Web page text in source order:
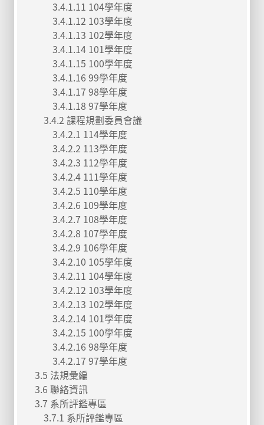
3.4.1.11 104學年度
3.4.1.12 103學年度
3.4.1.13 102學年度
3.4.1.14 101學年度
3.4.1.15 100學年度
3.4.1.16 99學年度
3.4.1.17 98學年度
3.4.1.18 97學年度
3.4.2 課程規劃委員會議
3.4.2.1 114學年度
3.4.2.2 113學年度
3.4.2.3 112學年度
3.4.2.4 111學年度
3.4.2.5 110學年度
3.4.2.6 109學年度
3.4.2.7 108學年度
3.4.2.8 107學年度
3.4.2.9 106學年度
3.4.2.10 105學年度
3.4.2.11 104學年度
3.4.2.12 103學年度
3.4.2.13 102學年度
3.4.2.14 101學年度
3.4.2.15 100學年度
3.4.2.16 98學年度
3.4.2.17 97學年度
3.5 法規彙編
3.6 聯絡資訊
3.7 系所評鑑專區
3.7.1 系所評鑑專區